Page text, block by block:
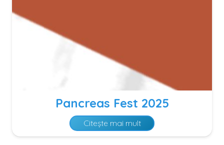
Pancreas Fest 2025
Citește mai mult